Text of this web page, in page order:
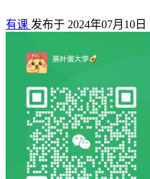
有课 发布于 2024年07月10日